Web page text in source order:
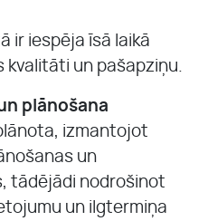
ir iespēja īsā laikā
kvalitāti un pašapziņu.
plānošana
izmantojot
un
tādējādi nodrošinot
un ilgtermiņa